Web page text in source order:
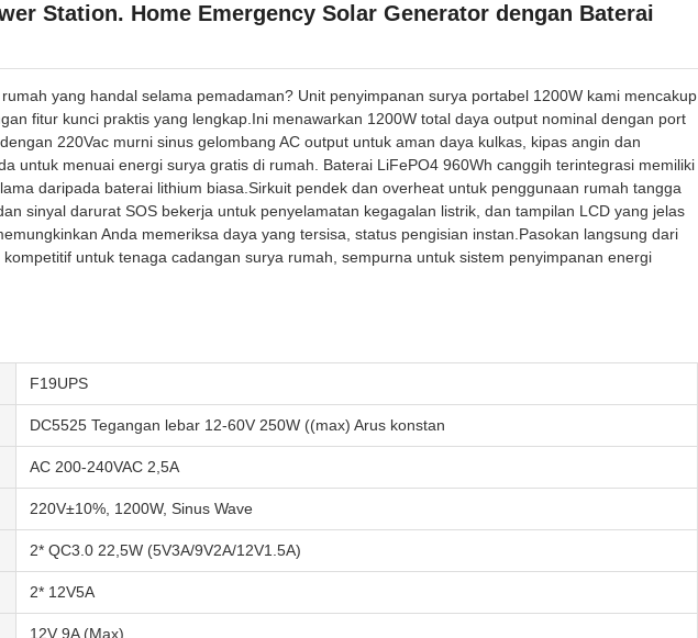
Station. Home Emergency Solar Generator dengan Baterai
yang handal selama pemadaman? Unit penyimpanan surya portabel 1200W kami mencakup
fitur kunci praktis yang lengkap.Ini menawarkan 1200W total daya output nominal dengan port
220Vac murni sinus gelombang AC output untuk aman daya kulkas, kipas angin dan
untuk menuai energi surya gratis di rumah. Baterai LiFePO4 960Wh canggih terintegrasi memiliki
daripada baterai lithium biasa.Sirkuit pendek dan overheat untuk penggunaan rumah tangga
sinyal darurat SOS bekerja untuk penyelamatan kegagalan listrik, dan tampilan LCD yang jelas
Anda memeriksa daya yang tersisa, status pengisian instan.Pasokan langsung dari
untuk tenaga cadangan surya rumah, sempurna untuk sistem penyimpanan energi
F19UPS
DC5525 Tegangan lebar 12-60V 250W ((max) Arus konstan
AC 200-240VAC 2,5A
220V±10%, 1200W, Sinus Wave
2* QC3.0 22,5W (5V3A/9V2A/12V1.5A)
2* 12V5A
12V 9A (Max)